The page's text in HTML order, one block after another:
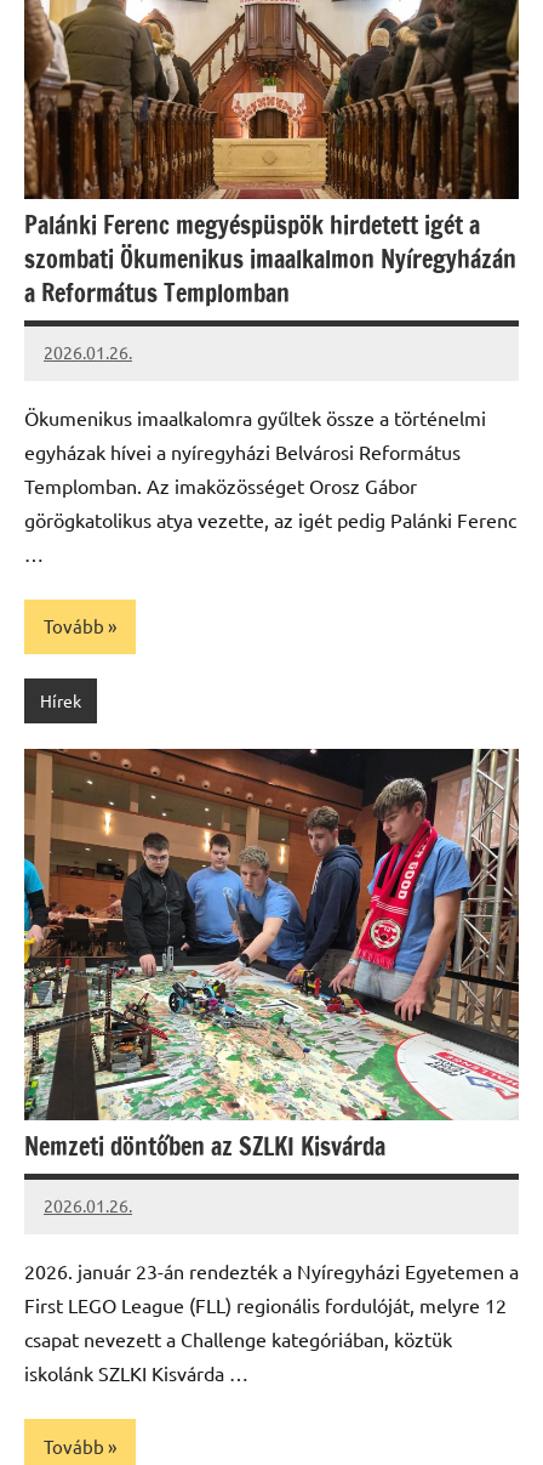
Palánki Ferenc megyéspüspök hirdetett igét a
szombati Ökumenikus imaalkalmon Nyíregyházán
a Református Templomban
2026.01.26.
Leiszt
Ökumenikus imaalkalomra gyűltek össze a történelmi
egyházak hívei a nyíregyházi Belvárosi Református
Templomban. Az imaközösséget Orosz Gábor
görögkatolikus atya vezette, az igét pedig Palánki Ferenc
Tovább
Hírek
Nemzeti döntőben az SZLKI Kisvárda
2026.01.26.
Leiszt
2026. január 23-án rendezték a Nyíregyházi Egyetemen a
First LEGO League (FLL) regionális fordulóját, melyre 12
csapat nevezett a Challenge kategóriában, köztük
iskolánk SZLKI Kisvárda …
Tovább